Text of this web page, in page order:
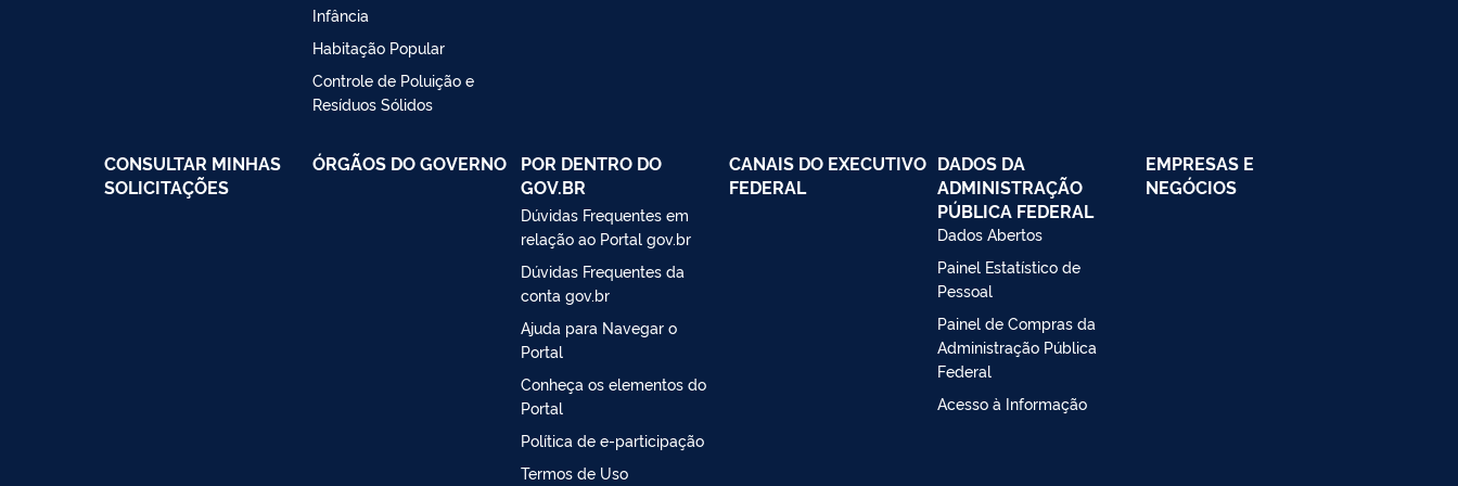
Infância
Habitação Popular
Controle de Poluição e
Resíduos Sólidos
CONSULTAR MINHAS
SOLICITAÇÕES
ÓRGÃOS DO GOVERNO
POR DENTRO DO
GOV.BR
Dúvidas Frequentes em
relação ao Portal gov.br
Dúvidas Frequentes da
conta gov.br
Ajuda para Navegar o
Portal
Conheça os elementos do
Portal
Política de e-participação
Termos de Uso
CANAIS DO EXECUTIVO
FEDERAL
DADOS DA
ADMINISTRAÇÃO
PÚBLICA FEDERAL
Dados Abertos
Painel Estatístico de
Pessoal
Painel de Compras da
Administração Pública
Federal
Acesso à Informação
EMPRESAS E
NEGÓCIOS